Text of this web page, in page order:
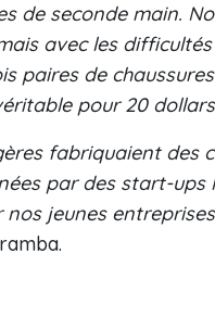
de seconde main.
avec les
paires de
pour 20 dollars
fabriquaient des
par des start-ups
jeunes